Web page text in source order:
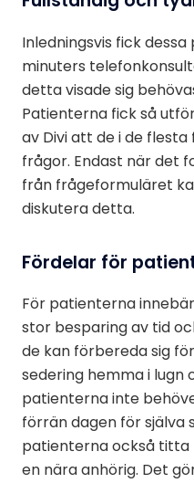
Inledningsvis fick
minuters
detta visade sig
Patienterna fick så
av Divi att de i de
frågor. Endast när det
från frågeformuläret
diskutera detta.
Fördelar för
För patienterna
stor besparing av tid
de kan förbereda sig
sedering hemma i
patienterna inte
förrän dagen för själva
patienterna också titta
en nära anhörig. Det